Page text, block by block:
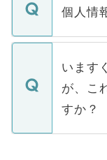
■応募殺
関を公に
に、医
みを人
ています。
ん。ま
定を承諾
の辞退
ますの
個人情
個人情報
で、ご
などで
ご本人
支援を
ているす
います
が、こ
すか？